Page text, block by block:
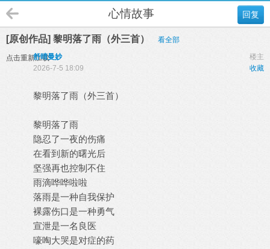
回复
心情故事
[原创作品] 黎明落了雨（外三首） 看全部
点击重新加载 楼主
舒晴曼妙
收藏
2026-7-5 18:09
黎明落了雨（外三首）
黎明落了雨
隐忍了一夜的伤痛
在看到新的曙光后
坚强再也控制不住
雨滴哗哗啦啦
落雨是一种自我保护
裸露伤口是一种勇气
宣泄是一名良医
嚎啕大哭是对症的药